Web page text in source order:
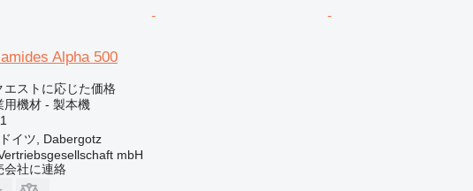
Alpha 500
エストに応じた価格
用機材 - 製本機
ドイツ, Dabergotz
mbH
会社に連絡